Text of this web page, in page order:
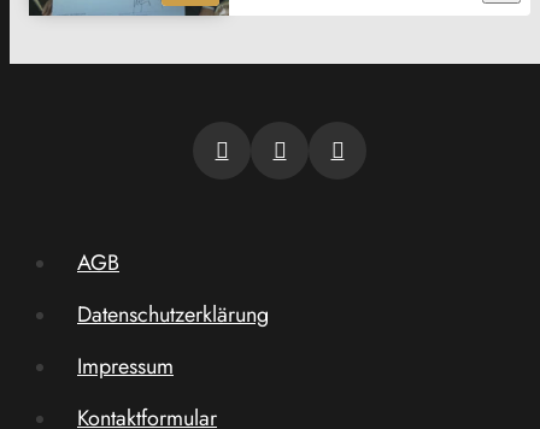
AGB
Datenschutzerklärung
Impressum
Kontaktformular